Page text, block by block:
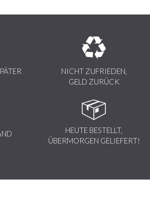
NICHT ZUFRIEDEN,
GELD ZURÜCK
HEUTE BESTELLT,
ÜBERMORGEN GELIEFERT!